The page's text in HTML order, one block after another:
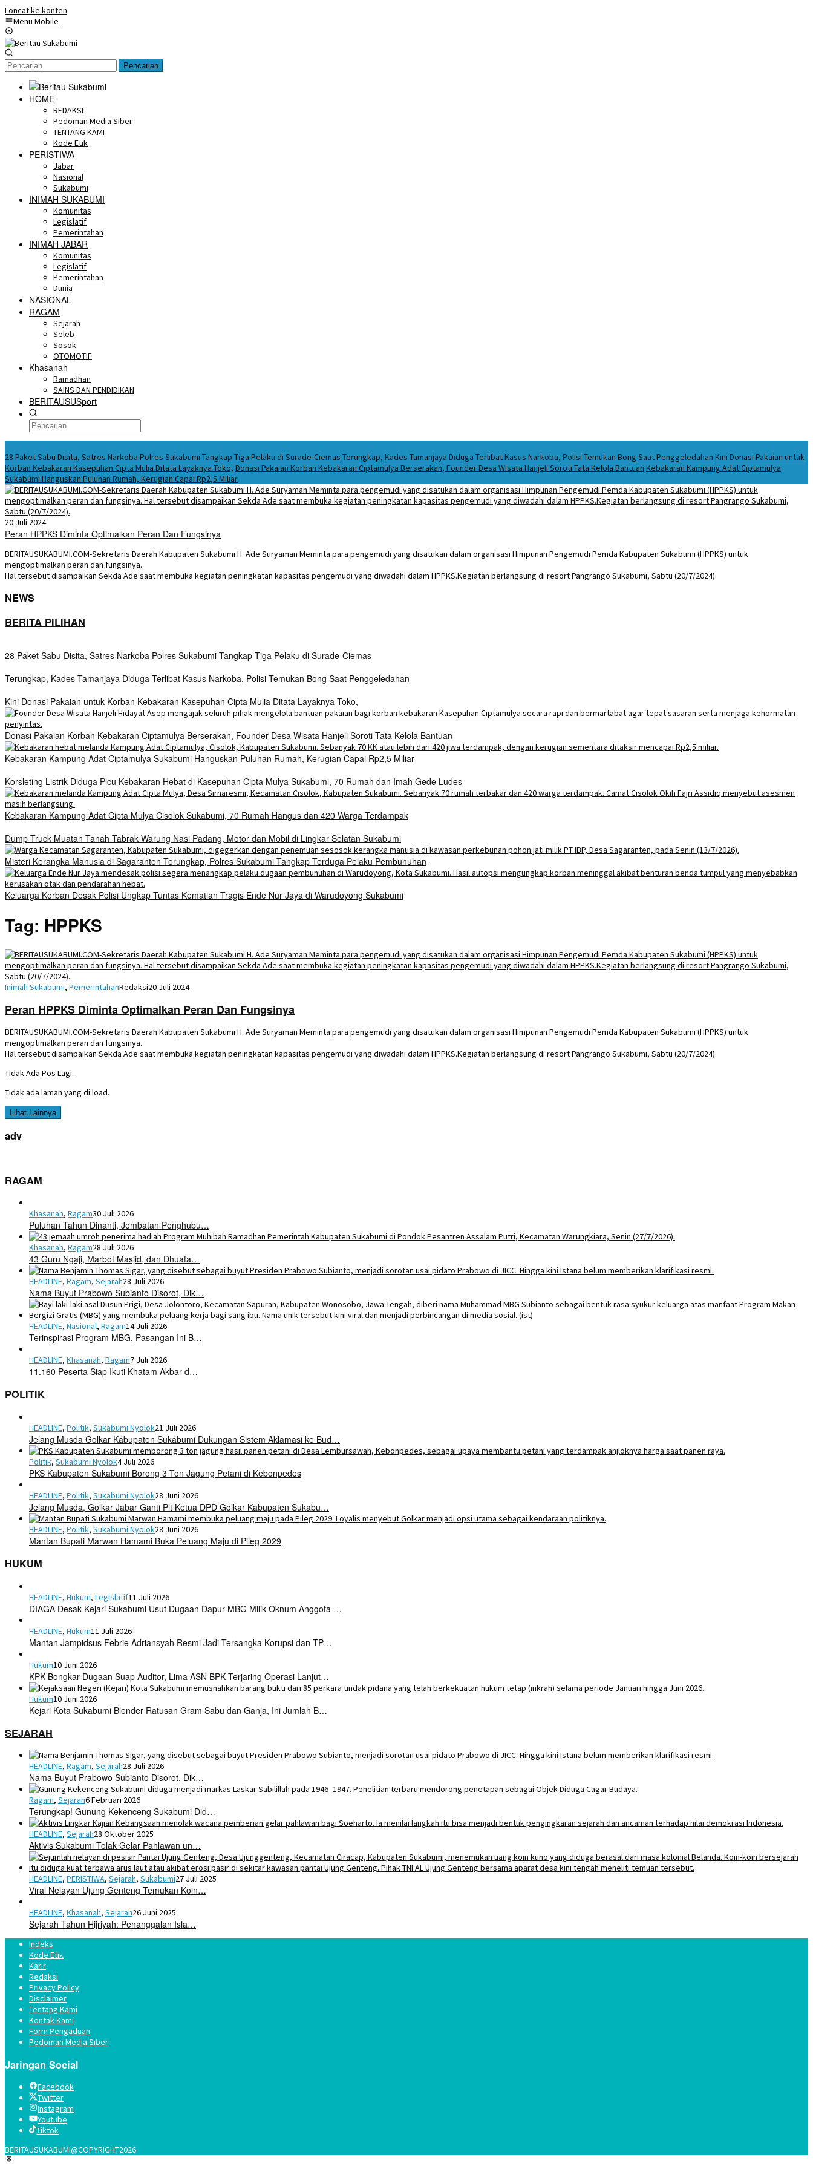
Loncat ke konten
Menu Mobile
Pencarian
HOME
REDAKSI
Pedoman Media Siber
TENTANG KAMI
Kode Etik
PERISTIWA
Jabar
Nasional
Sukabumi
INIMAH SUKABUMI
Komunitas
Legislatif
Pemerintahan
INIMAH JABAR
Komunitas
Legislatif
Pemerintahan
Dunia
NASIONAL
RAGAM
Sejarah
Seleb
Sosok
OTOMOTIF
Khasanah
Ramadhan
SAINS DAN PENDIDIKAN
BERITAUSUSport
28 Paket Sabu Disita, Satres Narkoba Polres Sukabumi Tangkap Tiga Pelaku di Surade-Ciemas Terungkap, Kades Tamanjaya Diduga Terlibat Kasus Narkoba, Polisi Temukan Bong Saat Penggeledahan Kini Donasi Pakaian untuk
Korban Kebakaran Kasepuhan Cipta Mulia Ditata Layaknya Toko, Donasi Pakaian Korban Kebakaran Ciptamulya Berserakan, Founder Desa Wisata Hanjeli Soroti Tata Kelola Bantuan Kebakaran Kampung Adat Ciptamulya
Sukabumi Hanguskan Puluhan Rumah, Kerugian Capai Rp2,5 Miliar
20 Juli 2024
Peran HPPKS Diminta Optimalkan Peran Dan Fungsinya
BERITAUSUKABUMI.COM-Sekretaris Daerah Kabupaten Sukabumi H. Ade Suryaman Meminta para pengemudi yang disatukan dalam organisasi Himpunan Pengemudi Pemda Kabupaten Sukabumi (HPPKS) untuk
mengoptimalkan peran dan fungsinya.
Hal tersebut disampaikan Sekda Ade saat membuka kegiatan peningkatan kapasitas pengemudi yang diwadahi dalam HPPKS.Kegiatan berlangsung di resort Pangrango Sukabumi, Sabtu (20/7/2024).
NEWS
BERITA PILIHAN
28 Paket Sabu Disita, Satres Narkoba Polres Sukabumi Tangkap Tiga Pelaku di Surade-Ciemas
Terungkap, Kades Tamanjaya Diduga Terlibat Kasus Narkoba, Polisi Temukan Bong Saat Penggeledahan
Kini Donasi Pakaian untuk Korban Kebakaran Kasepuhan Cipta Mulia Ditata Layaknya Toko,
Donasi Pakaian Korban Kebakaran Ciptamulya Berserakan, Founder Desa Wisata Hanjeli Soroti Tata Kelola Bantuan
Kebakaran Kampung Adat Ciptamulya Sukabumi Hanguskan Puluhan Rumah, Kerugian Capai Rp2,5 Miliar
Korsleting Listrik Diduga Picu Kebakaran Hebat di Kasepuhan Cipta Mulya Sukabumi, 70 Rumah dan Imah Gede Ludes
Kebakaran Kampung Adat Cipta Mulya Cisolok Sukabumi, 70 Rumah Hangus dan 420 Warga Terdampak
Dump Truck Muatan Tanah Tabrak Warung Nasi Padang, Motor dan Mobil di Lingkar Selatan Sukabumi
Misteri Kerangka Manusia di Sagaranten Terungkap, Polres Sukabumi Tangkap Terduga Pelaku Pembunuhan
Keluarga Korban Desak Polisi Ungkap Tuntas Kematian Tragis Ende Nur Jaya di Warudoyong Sukabumi
Tag: HPPKS
Inimah Sukabumi, PemerintahanRedaksi20 Juli 2024
Peran HPPKS Diminta Optimalkan Peran Dan Fungsinya
BERITAUSUKABUMI.COM-Sekretaris Daerah Kabupaten Sukabumi H. Ade Suryaman Meminta para pengemudi yang disatukan dalam organisasi Himpunan Pengemudi Pemda Kabupaten Sukabumi (HPPKS) untuk
mengoptimalkan peran dan fungsinya.
Hal tersebut disampaikan Sekda Ade saat membuka kegiatan peningkatan kapasitas pengemudi yang diwadahi dalam HPPKS.Kegiatan berlangsung di resort Pangrango Sukabumi, Sabtu (20/7/2024).
Tidak Ada Pos Lagi.
Tidak ada laman yang di load.
Lihat Lainnya
adv
RAGAM
Khasanah, Ragam30 Juli 2026
Puluhan Tahun Dinanti, Jembatan Penghubu…
Khasanah, Ragam28 Juli 2026
43 Guru Ngaji, Marbot Masjid, dan Dhuafa…
HEADLINE, Ragam, Sejarah28 Juli 2026
Nama Buyut Prabowo Subianto Disorot, Dik…
HEADLINE, Nasional, Ragam14 Juli 2026
Terinspirasi Program MBG, Pasangan Ini B…
HEADLINE, Khasanah, Ragam7 Juli 2026
11.160 Peserta Siap Ikuti Khatam Akbar d…
POLITIK
HEADLINE, Politik, Sukabumi Nyolok21 Juli 2026
Jelang Musda Golkar Kabupaten Sukabumi Dukungan Sistem Aklamasi ke Bud…
Politik, Sukabumi Nyolok4 Juli 2026
PKS Kabupaten Sukabumi Borong 3 Ton Jagung Petani di Kebonpedes
HEADLINE, Politik, Sukabumi Nyolok28 Juni 2026
Jelang Musda, Golkar Jabar Ganti Plt Ketua DPD Golkar Kabupaten Sukabu…
HEADLINE, Politik, Sukabumi Nyolok28 Juni 2026
Mantan Bupati Marwan Hamami Buka Peluang Maju di Pileg 2029
HUKUM
HEADLINE, Hukum, Legislatif11 Juli 2026
DIAGA Desak Kejari Sukabumi Usut Dugaan Dapur MBG Milik Oknum Anggota …
HEADLINE, Hukum11 Juli 2026
Mantan Jampidsus Febrie Adriansyah Resmi Jadi Tersangka Korupsi dan TP…
Hukum10 Juni 2026
KPK Bongkar Dugaan Suap Auditor, Lima ASN BPK Terjaring Operasi Lanjut…
Hukum10 Juni 2026
Kejari Kota Sukabumi Blender Ratusan Gram Sabu dan Ganja, Ini Jumlah B…
SEJARAH
HEADLINE, Ragam, Sejarah28 Juli 2026
Nama Buyut Prabowo Subianto Disorot, Dik…
Ragam, Sejarah6 Februari 2026
Terungkap! Gunung Kekenceng Sukabumi Did…
HEADLINE, Sejarah28 Oktober 2025
Aktivis Sukabumi Tolak Gelar Pahlawan un…
HEADLINE, PERISTIWA, Sejarah, Sukabumi27 Juli 2025
Viral Nelayan Ujung Genteng Temukan Koin…
HEADLINE, Khasanah, Sejarah26 Juni 2025
Sejarah Tahun Hijriyah: Penanggalan Isla…
Indeks
Kode Etik
Karir
Redaksi
Privacy Policy
Disclaimer
Tentang Kami
Kontak Kami
Form Pengaduan
Pedoman Media Siber
Jaringan Social
Facebook
Twitter
Instagram
Youtube
Tiktok
BERITAUSUKABUMI@COPYRIGHT2026